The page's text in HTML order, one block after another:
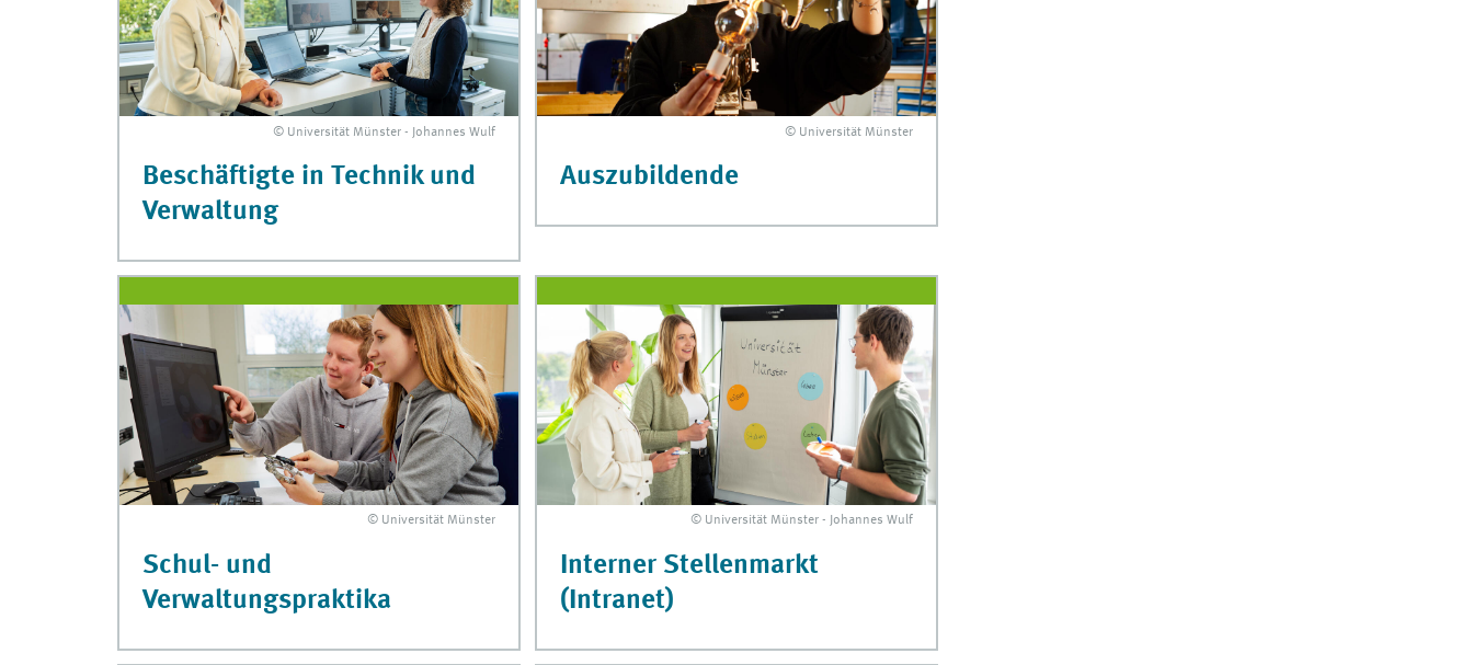
© Universität Münster - Johannes Wulf
Beschäftigte in Technik und
Verwaltung
© Universität Münster
Auszubildende
© Universität Münster
Schul- und
Verwaltungspraktika
© Universität Münster - Johannes Wulf
Interner Stellenmarkt
(Intranet)